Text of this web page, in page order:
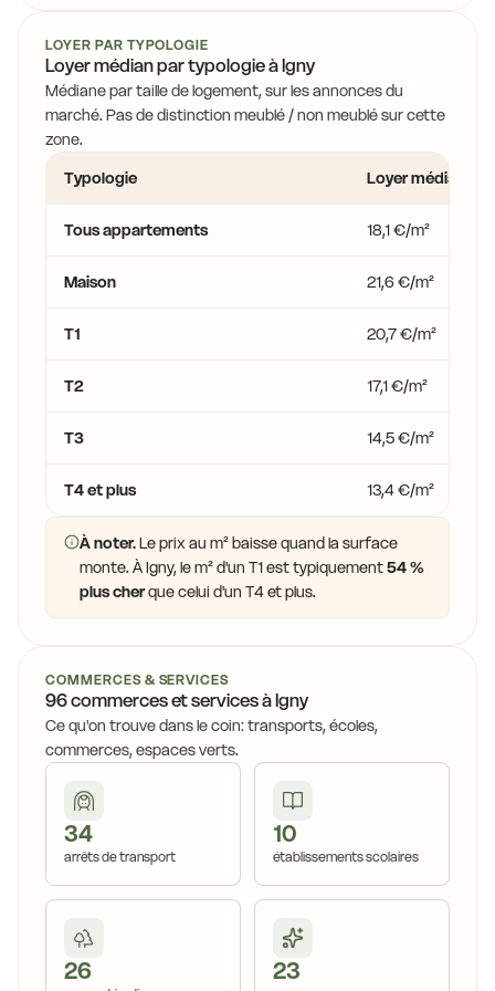
15,9 €
13,9 €
LOYER PAR TYPOLOGIE
Loyer médian par typologie à Igny
Médiane par taille de logement, sur les annonces du
marché. Pas de distinction meublé / non meublé sur cette
zone.
Typologie
Loyer médian
Tous appartements 18,1 €/m²
Maison 21,6 €/m²
T1 20,7 €/m²
T2 17,1 €/m²
T3 14,5 €/m²
T4 et plus 13,4 €/m²
À noter.Le prix au m² baisse quand la surface
monte. À Igny, le m² d'un T1 est typiquement54 %
plus cherque celui d'un T4 et plus.
COMMERCES & SERVICES
96 commerces et services à Igny
Ce qu'on trouve dans le coin: transports, écoles,
commerces, espaces verts.
34
arrêts de transport
10
établissements scolaires
26 23